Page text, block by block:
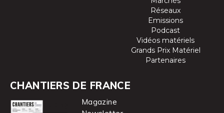
Réseaux
Emissions
Podcast
Vidéos matériels
Grands Prix Matériel
Partenaires
CHANTIERS DE FRANCE
Magazine